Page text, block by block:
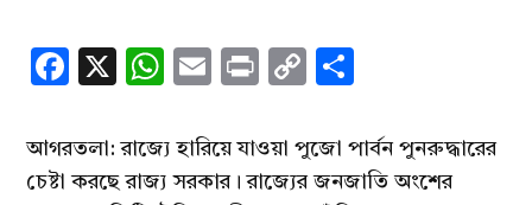
Facebook
X WhatsApp
EmailPrintCopy
আগরতলা: রাজ্যে হারিয়ে যাওয়া পুজো পার্বন পুনরুদ্ধারের
চেষ্টা করছে রাজ্য সরকার। রাজ্যের জনজাতি অংশের